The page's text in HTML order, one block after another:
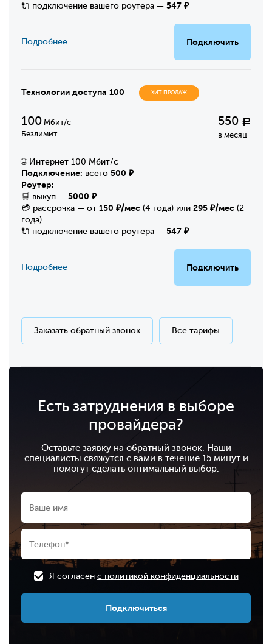
🔌 подключение вашего роутера — 547 ₽
Подключить
Подробнее
Технологии доступа 100 ХИТ ПРОДАЖ
100 Мбит/с
Безлимит
550 Р
в месяц
🌐 Интернет 100 Мбит/с
Подключение: всего 500 ₽
Роутер:
🛒 выкуп — 5000 ₽
💳 рассрочка — от 150 ₽/мес (4 года) или 295 ₽/мес (2
года)
🔌 подключение вашего роутера — 547 ₽
Подключить
Подробнее
Заказать обратный звонок Все тарифы
Есть затруднения в выборе
провайдера?
Оставьте заявку на обратный звонок. Наши
специалисты свяжутся с вами в течение 15 минут и
помогут сделать оптимальный выбор.
Я согласен с политикой конфиденциальности
Подключиться